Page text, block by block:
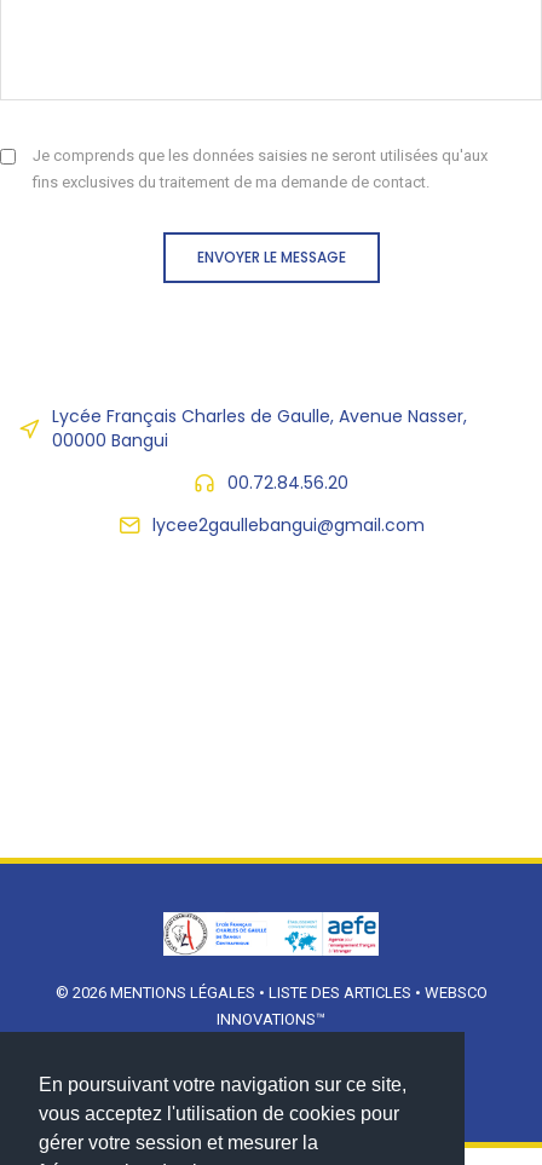
En poursuivant votre navigation sur ce site,
vous acceptez l'utilisation de cookies pour
gérer votre session et mesurer la
Je comprends que les données saisies ne seront utilisées qu'aux
fins exclusives du traitement de ma demande de contact.
ENVOYER LE MESSAGE
Lycée Français Charles de Gaulle, Avenue Nasser,
00000 Bangui
00.72.84.56.20
lycee2gaullebangui@gmail.com
© 2026 MENTIONS LÉGALES • LISTE DES ARTICLES • WEBSCO
INNOVATIONS™